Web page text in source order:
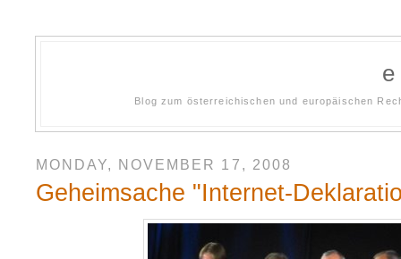
Blog zum österreichischen und europäischen
MONDAY, NOVEMBER 17, 2008
Geheimsache "Internet-